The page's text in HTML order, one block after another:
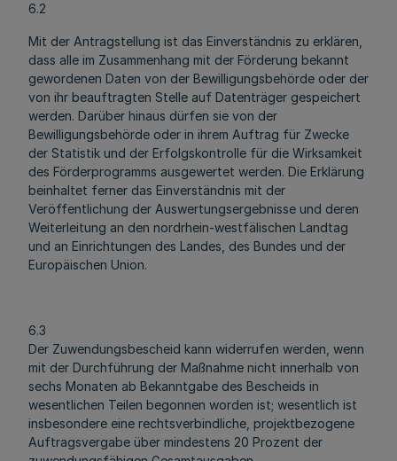
6.2
Mit der Antragstellung ist das Einverständnis zu erklären,
dass alle im Zusammenhang mit der Förderung bekannt
gewordenen Daten von der Bewilligungsbehörde oder der
von ihr beauftragten Stelle auf Datenträger gespeichert
werden. Darüber hinaus dürfen sie von der
Bewilligungsbehörde oder in ihrem Auftrag für Zwecke
der Statistik und der Erfolgskontrolle für die Wirksamkeit
des Förderprogramms ausgewertet werden. Die Erklärung
beinhaltet ferner das Einverständnis mit der
Veröffentlichung der Auswertungsergebnisse und deren
Weiterleitung an den nordrhein-westfälischen Landtag
und an Einrichtungen des Landes, des Bundes und der
Europäischen Union.
6.3
Der Zuwendungsbescheid kann widerrufen werden, wenn
mit der Durchführung der Maßnahme nicht innerhalb von
sechs Monaten ab Bekanntgabe des Bescheids in
wesentlichen Teilen begonnen worden ist; wesentlich ist
insbesondere eine rechtsverbindliche, projektbezogene
Auftragsvergabe über mindestens 20 Prozent der